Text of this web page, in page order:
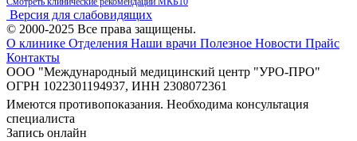
Версия для слабовидящих
© 2000-2025 Все права защищены.
О клинике Отделения Наши врачи Полезное Новости Прайс
Контакты
ООО "Международный медицинский центр "УРО-ПРО"
ОГРН 1022301194937, ИНН 2308072361
Имеются противопоказания. Необходима консультация
специалиста
Запись онлайн